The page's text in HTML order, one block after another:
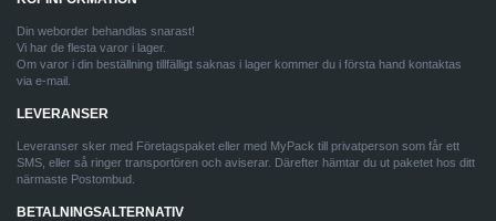
Din weborder behandlas snarast!
Vi har de flesta varor i lager.
Om varor i din beställning tillfälligt saknas i lager kommer du i första hand kontaktas
via e-mail.
LEVERANSER
Leveranser sker med Företagspaket eller med MyPack till privatperson som får ett
SMS, eller så ringer transportören och aviserar. Därefter hämtar du ut paketet hos ditt
närmaste Postombud.
BETALNINGSALTERNATIV